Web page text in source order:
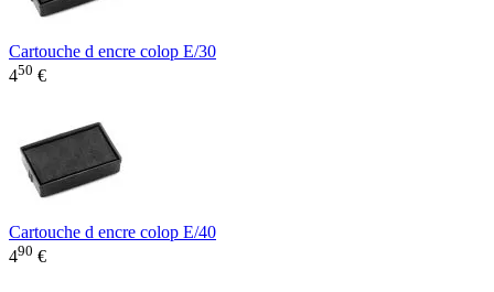
Cartouche d encre colop E/30
450 €
Cartouche d encre colop E/40
490 €